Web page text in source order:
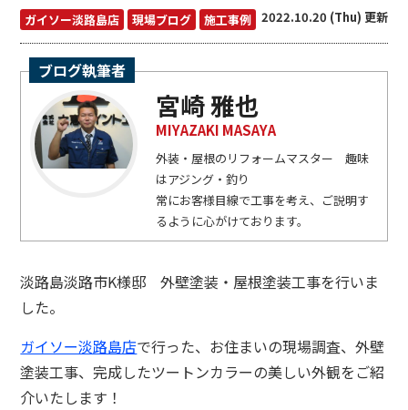
ガイソー淡路島店 現場ブログ 施工事例 2022.10.20 (Thu) 更新
ブログ執筆者
宮崎 雅也
MIYAZAKI MASAYA
外装・屋根のリフォームマスター 趣味
はアジング・釣り
常にお客様目線で工事を考え、ご説明す
るように心がけております。
淡路島淡路市K様邸 外壁塗装・屋根塗装工事を行いま
した。
ガイソー淡路島店で行った、お住まいの現場調査、外壁
塗装工事、完成したツートンカラーの美しい外観をご紹
介いたします！